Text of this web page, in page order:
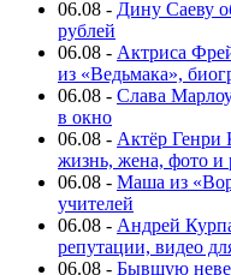
06.08 - Дину Саеву
рублей
06.08 - Актриса
из «Ведьмака»,
06.08 - Слава
в окно
06.08 - Актёр Генри
жизнь, жена, фото и
06.08 - Маша из
учителей
06.08 - Андрей
репутации, видео
06.08 - Бывшую